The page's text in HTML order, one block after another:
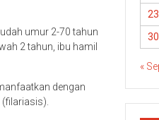
umur 2-70 tahun
2 tahun, ibu hamil
dengan
23
30
«